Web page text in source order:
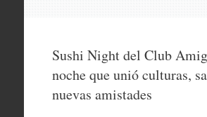
Sushi Night del Club
noche que unió culturas,
nuevas amistades